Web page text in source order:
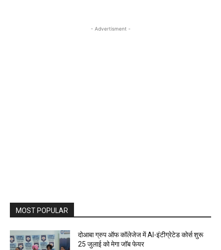
- Advertisment -
MOST POPULAR
दोआबा ग्रुप ऑफ कॉलेजेज में AI-इंटीग्रेटेड कोर्स शुरू
25 जुलाई को मेगा जॉब फेयर